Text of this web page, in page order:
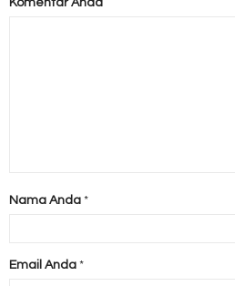
Komentar Anda
Nama Anda *
Email Anda *